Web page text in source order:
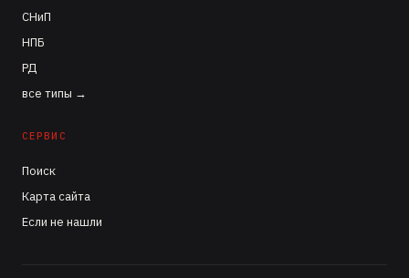
СНиП
НПБ
РД
все типы →
СЕРВИС
Поиск
Карта сайта
Если не нашли